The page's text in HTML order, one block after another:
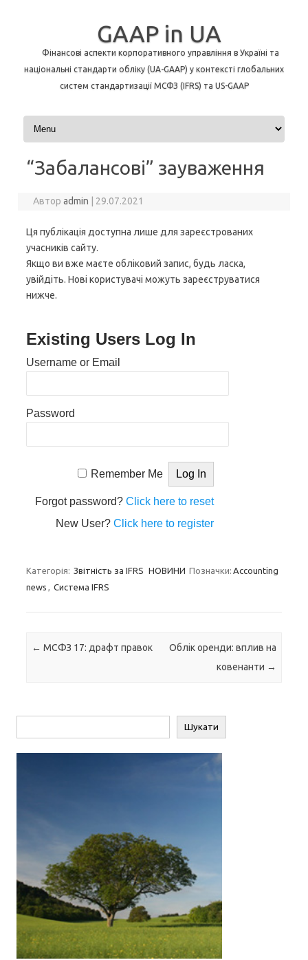
GAAP in UA
Фінансові аспекти корпоративного управління в Україні та
національні стандарти обліку (UA-GAAP) у контексті глобальних
систем стандартизації МСФЗ (IFRS) та US-GAAP
Перейти до контенту
“Забалансові” зауваження
Авторadmin 29.07.2021
Ця публікація доступна лише для зареєстрованих
учасників сайту.
Якщо ви вже маєте обліковий запис, будь ласка,
увійдіть. Нові користувачі можуть зареєструватися
нижче.
Existing Users Log In
Username or Email
Password
Remember Me
Forgot password?Click here to reset
New User?Click here to register
Категорія: Звітність за IFRS НОВИНИ Позначки: Accounting
news , Система IFRS
Навігація по запису
← МСФЗ 17: драфт правок
Облік оренди: вплив на
ковенанти →
Шукати